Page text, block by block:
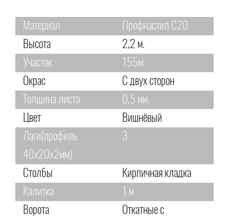
Материал
Профнастил С20
Высота
2,2 м.
Участок
155м
Окрас
С двух сторон
Толщина листа
0,5 мм.
Цвет
Вишнёвый
Лаги(профиль
40х20х2мм)
3
Столбы
Кирпичная кладка
Калитка
1 м
Ворота
Откатные с